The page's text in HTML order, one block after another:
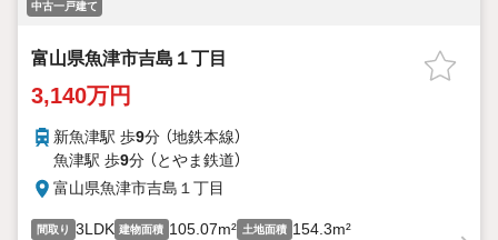
中古一戸建て
富山県魚津市吉島１丁目
3,140万円
新魚津駅 歩9分 （地鉄本線）
魚津駅 歩9分 （とやま鉄道）
富山県魚津市吉島１丁目
間取り 3LDK 建物面積 105.07m² 土地面積 154.3m²